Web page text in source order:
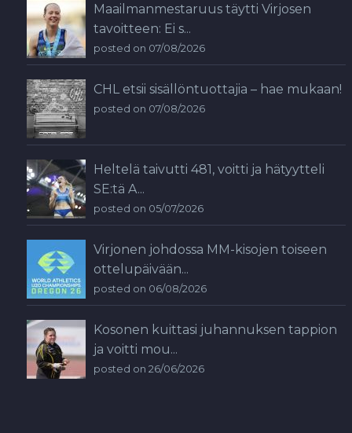
Maailmanmestaruus täytti Virjosen
tavoitteen: Ei s...
posted on 07/08/2026
CHL etsii sisällöntuottajia – hae mukaan!
posted on 07/08/2026
Heltelä taivutti 481, voitti ja hätyytteli
SE:tä A...
posted on 05/07/2026
Virjonen johdossa MM-kisojen toiseen
ottelupäivään...
posted on 06/08/2026
Kosonen kuittasi juhannuksen tappion
ja voitti mou...
posted on 26/06/2026